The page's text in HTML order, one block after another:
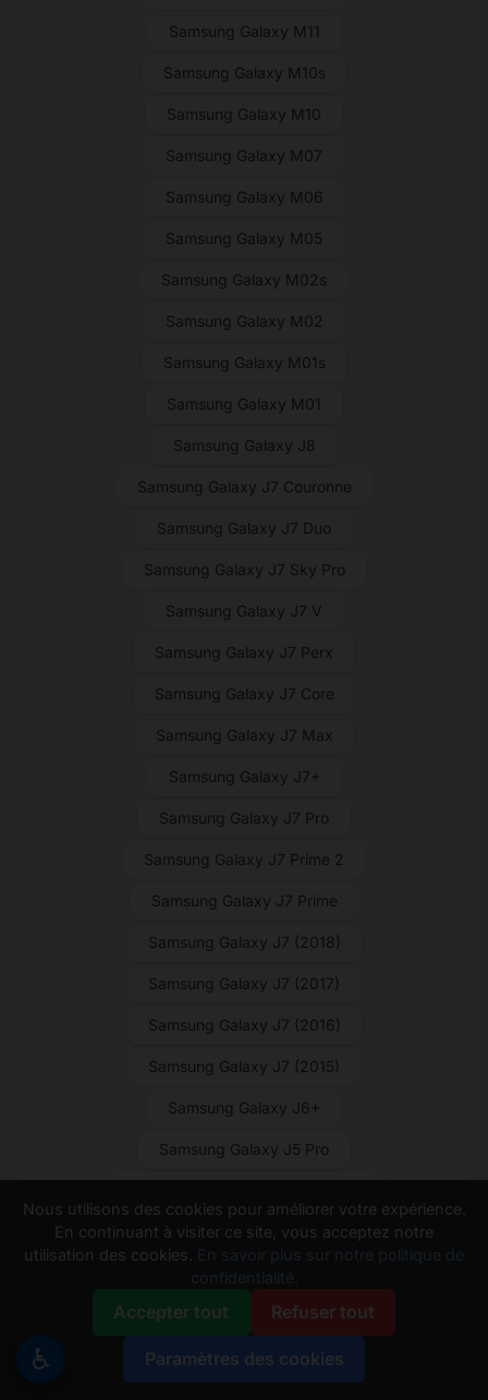
Samsung Galaxy M11
Samsung Galaxy M10s
Samsung Galaxy M10
Samsung Galaxy M07
Samsung Galaxy M06
Samsung Galaxy M05
Samsung Galaxy M02s
Samsung Galaxy M02
Samsung Galaxy M01s
Samsung Galaxy M01
Samsung Galaxy J8
Samsung Galaxy J7 Couronne
Samsung Galaxy J7 Duo
Samsung Galaxy J7 Sky Pro
Samsung Galaxy J7 V
Samsung Galaxy J7 Perx
Samsung Galaxy J7 Core
Samsung Galaxy J7 Max
Samsung Galaxy J7+
Samsung Galaxy J7 Pro
Samsung Galaxy J7 Prime 2
Samsung Galaxy J7 Prime
Samsung Galaxy J7 (2018)
Samsung Galaxy J7 (2017)
Samsung Galaxy J7 (2016)
Samsung Galaxy J7 (2015)
Samsung Galaxy J6+
Samsung Galaxy J5 Pro
Samsung Galaxy J5 Prime
Samsung Galaxy J5 (2017)
Samsung Galaxy J5 (2016)
Samsung Galaxy J5 (2015)
♿
Nous utilisons des cookies pour améliorer votre expérience.
En continuant à visiter ce site, vous acceptez notre
utilisation des cookies.
En savoir plus sur notre politique de
confidentialité.
Accepter tout Refuser tout
Paramètres des cookies